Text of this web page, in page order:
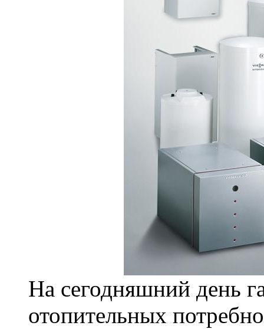
На сегодняшний день
отопительных